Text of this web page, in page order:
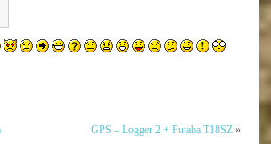
GPS – Logger 2 + Futaba T18SZ»